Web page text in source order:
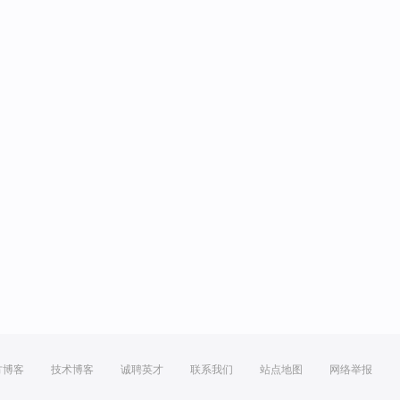
博客 技术博客 诚聘英才 联系我们 站点地图 网络举报